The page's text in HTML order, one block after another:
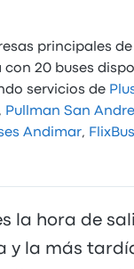
principales
con 20 buses
servicios de
, Pullman San
Andimar, FlixBus
la hora de
y la más